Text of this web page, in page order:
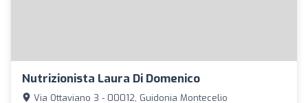
Nutrizionista Laura Di Domenico
Via Ottaviano 3 - 00012, Guidonia Montecelio